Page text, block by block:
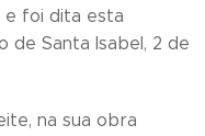
e foi dita esta
de Santa Isabel, 2 de
na sua obra